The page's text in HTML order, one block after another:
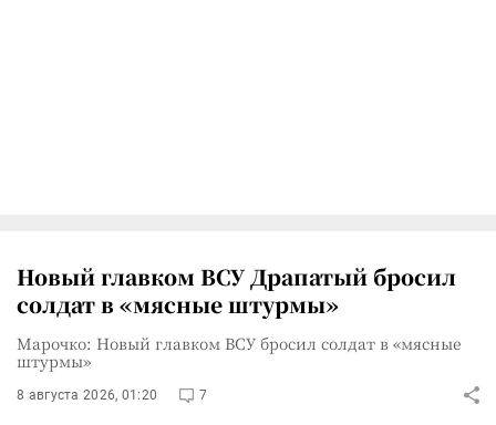
Новый главком ВСУ Драпатый бросил
солдат в «мясные штурмы»
Марочко: Новый главком ВСУ бросил солдат в «мясные
штурмы»
8 августа 2026, 01:20 7